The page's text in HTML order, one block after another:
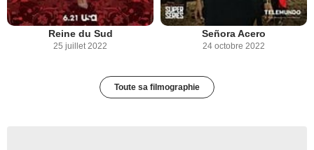
Reine du Sud
25 juillet 2022
Señora Acero
24 octobre 2022
Toute sa filmographie